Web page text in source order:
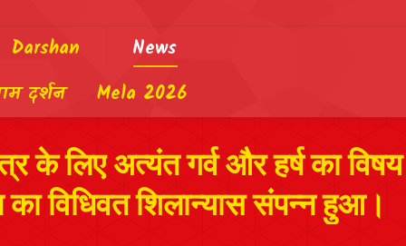
Darshan
News
दर्शन
Mela 2026
के लिए अत्यंत गर्व और हर्ष का
का विधिवत शिलान्यास संपन्न हुआ।